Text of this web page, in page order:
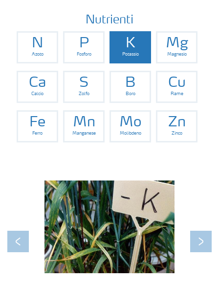
Fertirrigazione
NPK
Organici e organo minerali
Strumenti e servizi
Nutrienti
N
Azoto
P
Fosforo
K
Potassio
Mg
Magnesio
Ca
Calcio
S
Zolfo
B
Boro
Cu
Rame
Fe
Ferro
Mn
Manganese
Mo
Molibdeno
Zn
Zinco
Previous Next